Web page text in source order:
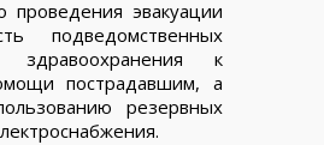
проведения эвакуации
подведомственных
здравоохранения к
пострадавшим, а
резервных